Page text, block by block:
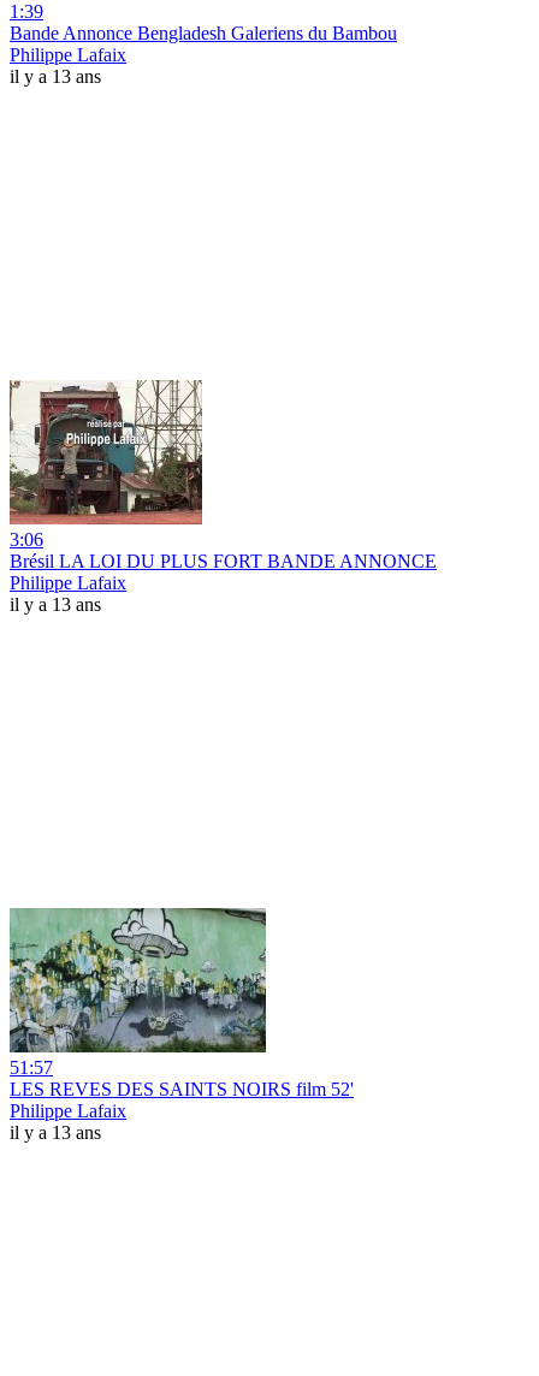
1:39
Bande Annonce Bengladesh Galeriens du Bambou
Philippe Lafaix
il y a 13 ans
3:06
Brésil LA LOI DU PLUS FORT BANDE ANNONCE
Philippe Lafaix
il y a 13 ans
51:57
LES REVES DES SAINTS NOIRS film 52'
Philippe Lafaix
il y a 13 ans